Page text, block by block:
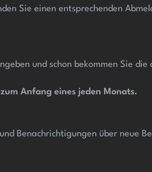
Sie einen entsprechenden
und schon bekommen Sie
Anfang eines jeden Monats.
Benachrichtigungen über neue